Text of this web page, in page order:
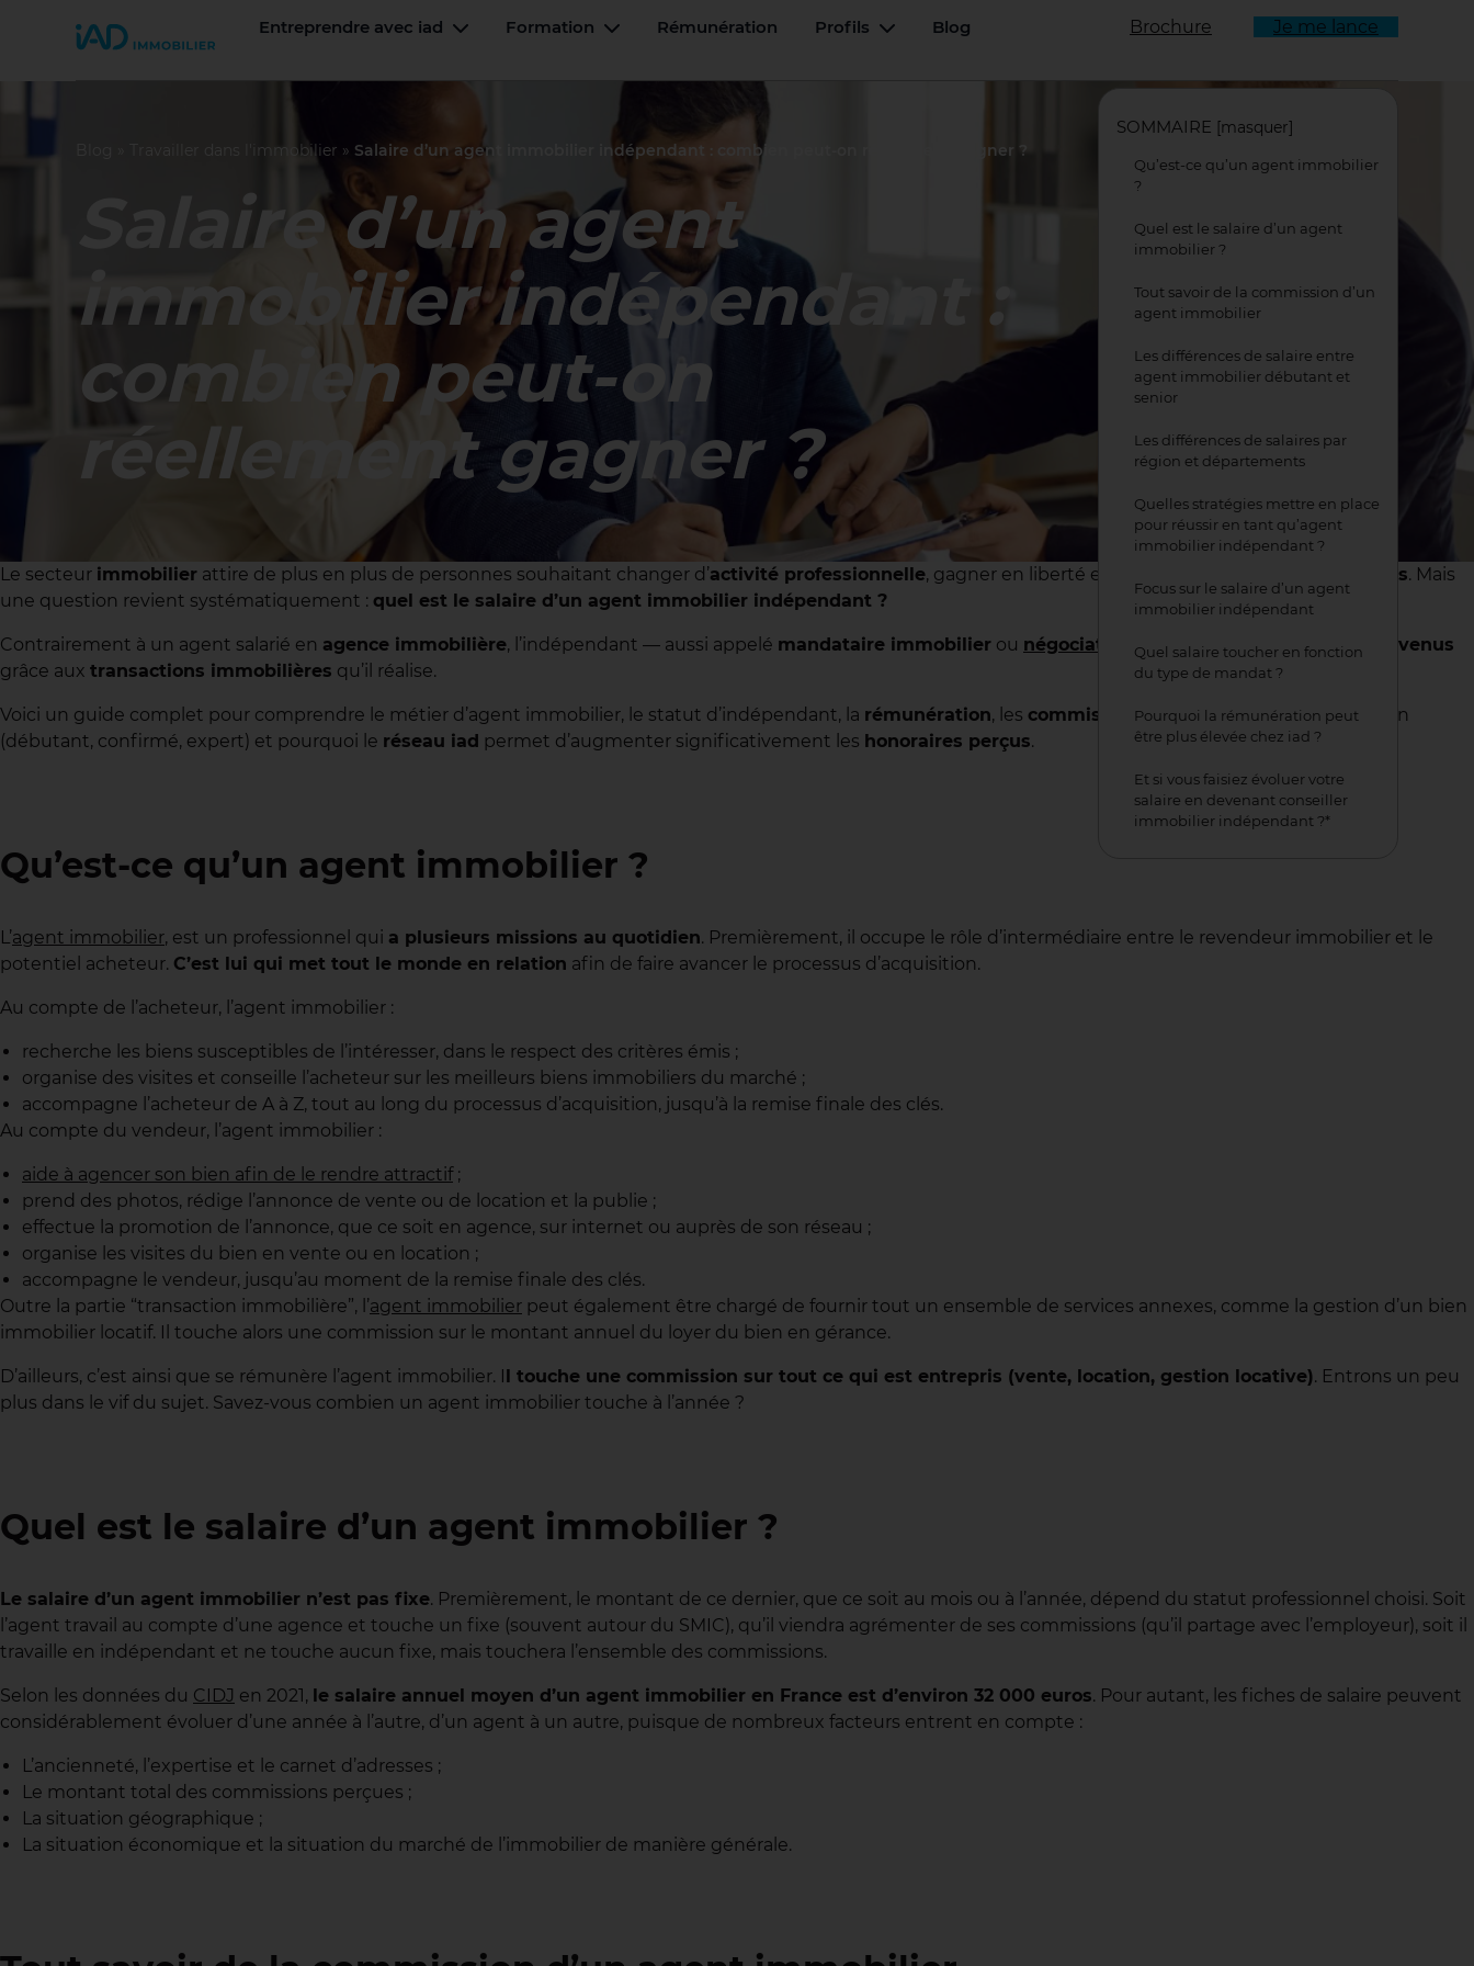
Join iad France
Entreprendre avec iad Menu basculant
Formation Menu basculant
Rémunération Profils Menu basculant
Blog Brochure Je me lance
Travailler dans l'immobilier » Salaire d’un agent immobilier indépendant : combien peut-on réellement gagner ?
Salaire d’un agent
immobilier indépendant :
combien peut-on
réellement gagner ?
Le secteur immobilier attire de plus en plus de personnes souhaitant changer d’activité professionnelle, gagner en liberté et développer leur chiffre d’affaires. Mais
une question revient systématiquement : quel est le salaire d’un agent immobilier indépendant ?
Contrairement à un agent salarié en agence immobilière, l’indépendant — aussi appelé mandataire immobilier ou négociateur immobilier —construit ses
revenus
grâce aux transactions immobilières qu’il réalise.
Voici un guide complet pour comprendre le métier d’agent immobilier, le statut d’indépendant, la rémunération, les commissions, les niveaux de rémunération
(débutant, confirmé, expert) et pourquoi le réseau iad permet d’augmenter significativement les honoraires perçus.
SOMMAIRE [masquer]
Qu’est-ce qu’un agent immobilier
?
Quel est le salaire d’un agent
immobilier ?
Tout savoir de la commission d’un
agent immobilier
Les différences de salaire entre
agent immobilier débutant et
senior
Les différences de salaires par
région et départements
Quelles stratégies mettre en place
pour réussir en tant qu’agent
immobilier indépendant ?
Focus sur le salaire d’un agent
immobilier indépendant
Quel salaire toucher en fonction
du type de mandat ?
Pourquoi la rémunération peut
être plus élevée chez iad ?
Et si vous faisiez évoluer votre
salaire en devenant conseiller
immobilier indépendant ?*
Qu’est-ce qu’un agent immobilier ?
L’agent immobilier, est un professionnel qui a plusieurs missions au quotidien. Premièrement, il occupe le rôle d’intermédiaire entre le revendeur immobilier et le
potentiel acheteur. C’est lui qui met tout le monde en relation afin de faire avancer le processus d’acquisition.
Au compte de l’acheteur, l’agent immobilier :
recherche les biens susceptibles de l’intéresser, dans le respect des critères émis ;
organise des visites et conseille l’acheteur sur les meilleurs biens immobiliers du marché ;
accompagne l’acheteur de A à Z, tout au long du processus d’acquisition, jusqu’à la remise finale des clés.
Au compte du vendeur, l’agent immobilier :
aide à agencer son bien afin de le rendre attractif;
prend des photos, rédige l’annonce de vente ou de location et la publie ;
effectue la promotion de l’annonce, que ce soit en agence, sur internet ou auprès de son réseau ;
organise les visites du bien en vente ou en location ;
accompagne le vendeur, jusqu’au moment de la remise finale des clés.
Outre la partie “transaction immobilière”, l’agent immobilier peut également être chargé de fournir tout un ensemble de services annexes, comme la gestion d’un bien
immobilier locatif. Il touche alors une commission sur le montant annuel du loyer du bien en gérance.
D’ailleurs, c’est ainsi que se rémunère l’agent immobilier. Il touche une commission sur tout ce qui est entrepris (vente, location, gestion locative). Entrons un peu
plus dans le vif du sujet. Savez-vous combien un agent immobilier touche à l’année ?
Quel est le salaire d’un agent immobilier ?
Le salaire d’un agent immobilier n’est pas fixe. Premièrement, le montant de ce dernier, que ce soit au mois ou à l’année, dépend du statut professionnel choisi. Soit
l’agent travail au compte d’une agence et touche un fixe (souvent autour du SMIC), qu’il viendra agrémenter de ses commissions (qu’il partage avec l’employeur), soit il
travaille en indépendant et ne touche aucun fixe, mais touchera l’ensemble des commissions.
Selon les données du CIDJ en 2021, le salaire annuel moyen d’un agent immobilier en France est d’environ 32 000 euros. Pour autant, les fiches de salaire peuvent
considérablement évoluer d’une année à l’autre, d’un agent à un autre, puisque de nombreux facteurs entrent en compte :
L’ancienneté, l’expertise et le carnet d’adresses ;
Le montant total des commissions perçues ;
La situation géographique ;
La situation économique et la situation du marché de l’immobilier de manière générale.